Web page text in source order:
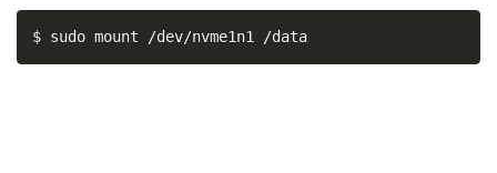
$ sudo mount /dev/nvme1n1 /data